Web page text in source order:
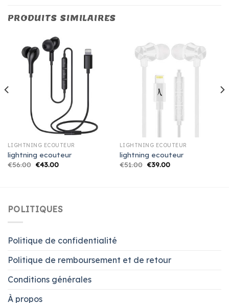
PRODUITS SIMILAIRES
LIGHTNING ECOUTEUR
lightning ecouteur
€56.00 €43.00
LIGHTNING ECOUTEUR
lightning ecouteur
€51.00 €39.00
POLITIQUES
Politique de confidentialité
Politique de remboursement et de retour
Conditions générales
À propos